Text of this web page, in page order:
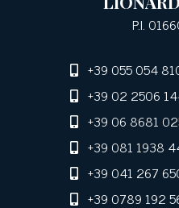
P.I.
+39 055 054
+39 02 2506
+39 06 8681
+39 081 1938
+39 041 267
+39 0789 192